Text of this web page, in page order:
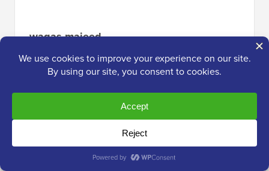
waqas majeed
2020年4月1日 午後7時38分
素晴らしい記事です、言わざるを得ません
返信する